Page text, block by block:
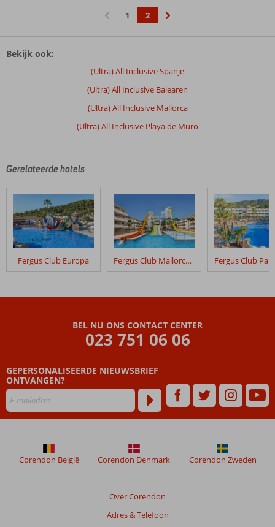
1
2
Bekijk ook:
(Ultra) All Inclusive Spanje
(Ultra) All Inclusive Balearen
(Ultra) All Inclusive Mallorca
(Ultra) All Inclusive Playa de Muro
Gerelateerde hotels
Fergus Club Europa Fergus Club Mallorca Waterpark
BEL NU ONS CONTACT CENTER
023 751 06 06
GEPERSONALISEERDE NIEUWSBRIEF
ONTVANGEN?
Over Corendon
Adres & Telefoon
Corendon België Corendon Denmark Corendon Zweden